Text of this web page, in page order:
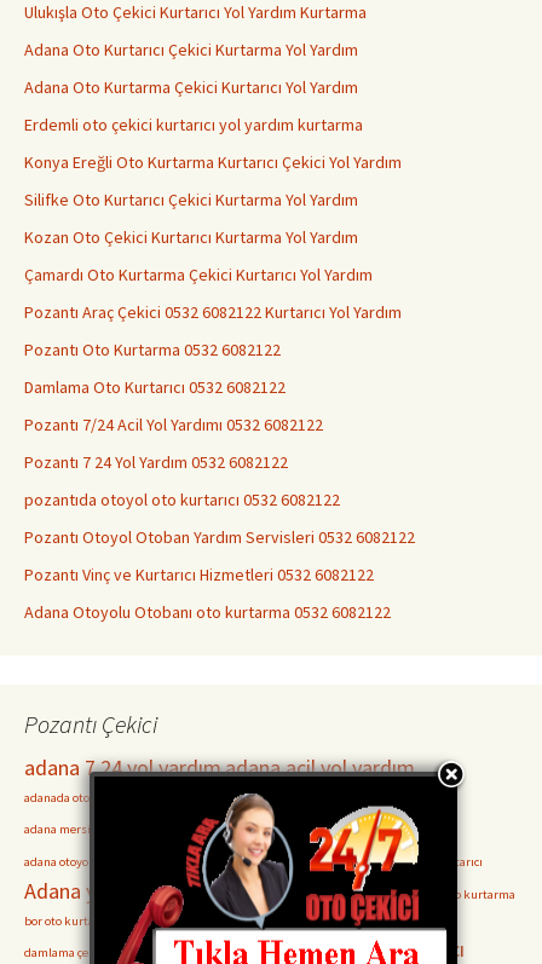
Ulukışla Oto Çekici Kurtarıcı Yol Yardım Kurtarma
Adana Oto Kurtarıcı Çekici Kurtarma Yol Yardım
Adana Oto Kurtarma Çekici Kurtarıcı Yol Yardım
Erdemli oto çekici kurtarıcı yol yardım kurtarma
Konya Ereğli Oto Kurtarma Kurtarıcı Çekici Yol Yardım
Silifke Oto Kurtarıcı Çekici Kurtarma Yol Yardım
Kozan Oto Çekici Kurtarıcı Kurtarma Yol Yardım
Çamardı Oto Kurtarma Çekici Kurtarıcı Yol Yardım
Pozantı Araç Çekici 0532 6082122 Kurtarıcı Yol Yardım
Pozantı Oto Kurtarma 0532 6082122
Damlama Oto Kurtarıcı 0532 6082122
Pozantı 7/24 Acil Yol Yardımı 0532 6082122
Pozantı 7 24 Yol Yardım 0532 6082122
pozantıda otoyol oto kurtarıcı 0532 6082122
Pozantı Otoyol Otoban Yardım Servisleri 0532 6082122
Pozantı Vinç ve Kurtarıcı Hizmetleri 0532 6082122
Adana Otoyolu Otobanı oto kurtarma 0532 6082122
Pozantı Çekici
adana 7 24 yol yardımadana acil yol yardım
adanada oto kurtarıcılar
Adana Mersin otoyolu Oto Kurtarma
adana mersin otoyolu oto çekici
adana otoyol servisleri
adana otoyolu oto çekici Adana oto çekiciler Adana Pozantı Oto Kurtarıcı
Adana yolu kurtarıcı akçatekir oto kurtarma
bor oto kurtarma
bor oto kurtarıcı
bor oto çekici damlama oto kurtarma damlama oto kurtarıcı
damlama çekici
Ereğli Oto Kurtarmaereğli oto kurtarıcı